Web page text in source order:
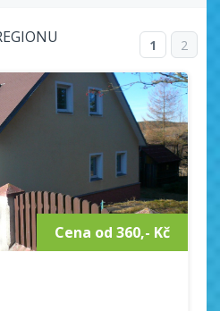
1 2
Cena od 360,- Kč